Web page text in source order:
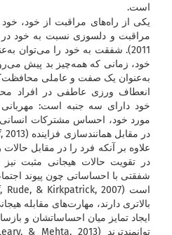
است.
یکی از راه‌های مراقبت از خود،
2011). شفقت به خود را می‌توان
خود، زمانی که همه‌چیز بد پیش
به‌عنوان یک صفت و عاملی
انعطاف ورزی عاطفی در افراد
خود دارای سه جنبه است:
مورد خود، احساس مشترکات انسانی
علاوه بر آنکه فرد را در مقابل
در تقویت حالات هیجانی مثبت
شفقتی با احساساتی چون پیوند
بالاتری دارند، مهارت‌های مقابله
ایجاد تمایز میان احساساتشان و